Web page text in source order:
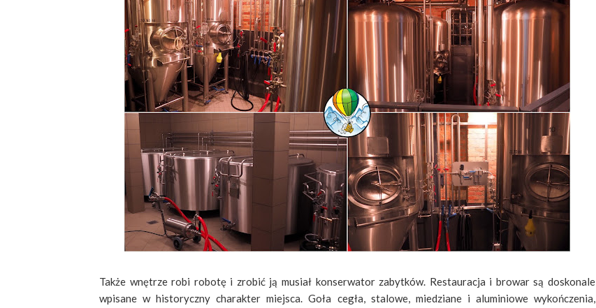
Także wnętrze robi robotę i zrobić ją musiał konserwator zabytków. Restauracja i browar są doskonale
wpisane w historyczny charakter miejsca. Goła cegła, stalowe, miedziane i aluminiowe wykończenia,